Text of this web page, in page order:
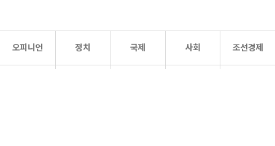
오피니언 정치 국제 사회 조선경제